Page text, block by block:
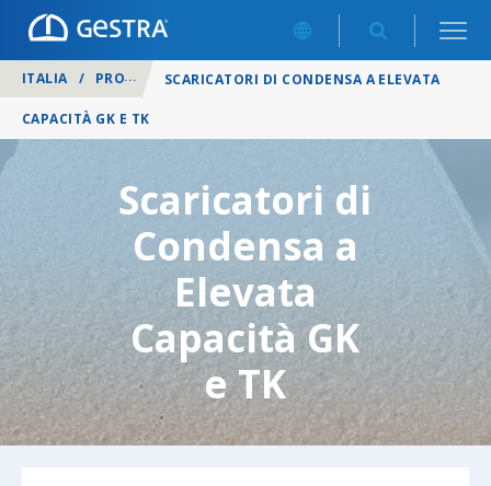
ITALIA / PRODOTTI / SCARICATORI DI CONDENSA /
SCARICATORI DI CONDENSA A ELEVATA
CAPACITÀ GK E TK
Scaricatori di
Condensa a
Elevata
Capacità GK
e TK